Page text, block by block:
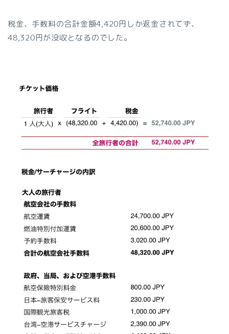
税金、手数料の合計金額4,420円しか返金されてず、
48,320円が没収となるのでした。